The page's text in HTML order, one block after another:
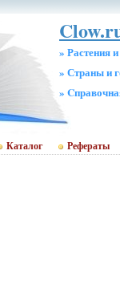
» Растения
» Страны и
»
Каталог Рефераты